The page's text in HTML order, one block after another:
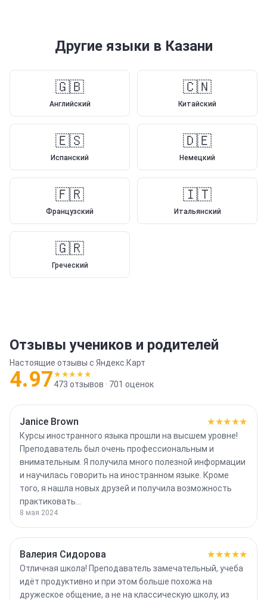
Другие языки в Казани
🇬🇧
Английский
🇨🇳
Китайский
🇪🇸
Испанский
🇩🇪
Немецкий
🇫🇷
Французский
🇮🇹
Итальянский
🇬🇷
Греческий
Отзывы учеников и родителей
Настоящие отзывы с Яндекс.Карт
4.97★★★★★
473 отзывов · 701 оценок
Janice Brown ★★★★★
Курсы иностранного языка прошли на высшем уровне!
Преподаватель был очень профессиональным и
внимательным. Я получила много полезной информации
и научилась говорить на иностранном языке. Кроме
того, я нашла новых друзей и получила возможность
практиковать…
8 мая 2024
Валерия Сидорова ★★★★★
Отличная школа! Преподаватель замечательный, учеба
идёт продуктивно и при этом больше похожа на
дружеское общение, а не на классическую школу, из